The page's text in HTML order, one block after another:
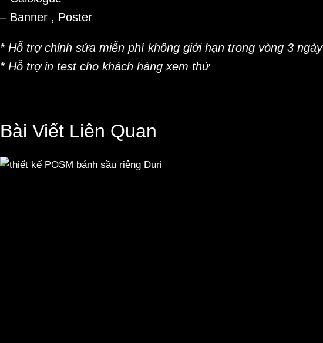
– Banner , Poster
* Hỗ trợ chỉnh sửa miễn phí không giới hạn trong vòng 3 ngày
* Hỗ trợ in test cho khách hàng xem thử
Bài Viết Liên Quan